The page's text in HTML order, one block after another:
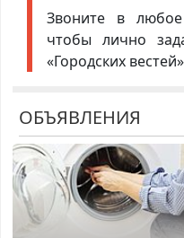
Звоните в
чтобы лично
«Городских
ОБЪЯВЛЕНИЯ